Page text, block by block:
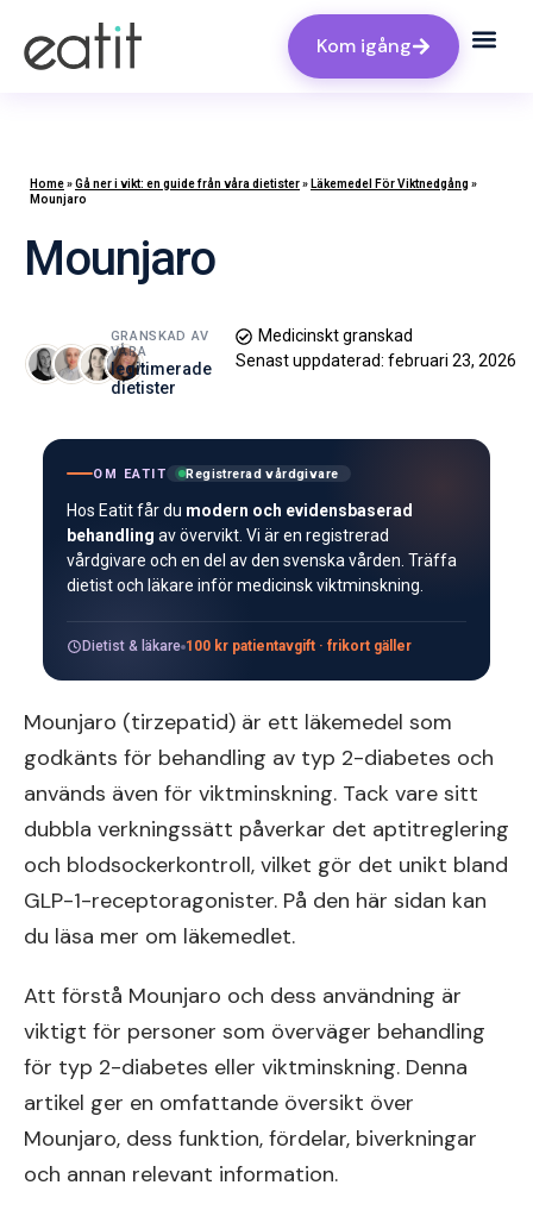
Kom igång
Home»Gå ner i vikt: en guide från våra dietister» Läkemedel För Viktnedgång »
Mounjaro
Mounjaro
GRANSKAD AV
VÅRA
legitimerade
dietister
Medicinskt granskad
Senast uppdaterad: februari 23, 2026
OM EATIT Registrerad vårdgivare
Hos Eatit får du modern och evidensbaserad
behandling av övervikt. Vi är en registrerad
vårdgivare och en del av den svenska vården. Träffa
dietist och läkare inför medicinsk viktminskning.
Dietist & läkare 100 kr patientavgift · frikort gäller
Mounjaro (tirzepatid) är ett läkemedel som
godkänts för behandling av typ 2-diabetes och
används även för viktminskning. Tack vare sitt
dubbla verkningssätt påverkar det aptitreglering
och blodsockerkontroll, vilket gör det unikt bland
GLP-1-receptoragonister. På den här sidan kan
du läsa mer om läkemedlet.
Att förstå Mounjaro och dess användning är
viktigt för personer som överväger behandling
för typ 2-diabetes eller viktminskning. Denna
artikel ger en omfattande översikt över
Mounjaro, dess funktion, fördelar, biverkningar
och annan relevant information.